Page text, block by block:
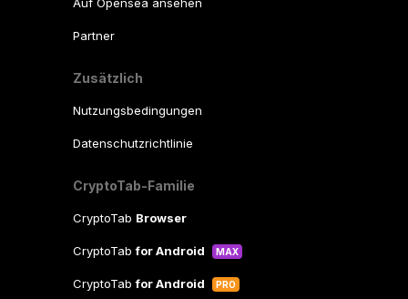
Partner
Zusätzlich
Nutzungsbedingungen
Datenschutzrichtlinie
CryptoTab-Familie
CryptoTab Browser
CryptoTabfor Android MAX
CryptoTabfor Android PRO